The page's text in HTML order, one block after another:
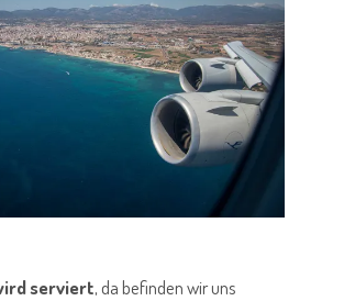
serviert, da befinden wir uns